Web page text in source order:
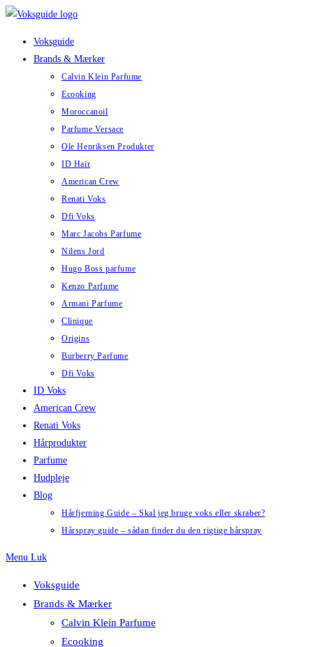
Skip
Voksguide
Brands & Mærker
Calvin Klein Parfume
Ecooking
Moroccanoil
Parfume Versace
Ole Henriksen Produkter
ID Hair
American Crew
Renati Voks
Dfi Voks
Marc Jacobs Parfume
Nilens Jord
Hugo Boss parfume
Kenzo Parfume
Armani Parfume
Clinique
Origins
Burberry Parfume
Dfi Voks
ID Voks
American Crew
Renati Voks
Hårprodukter
Parfume
Hudpleje
Blog
Hårfjerning Guide – Skal jeg bruge voks eller skraber?
Hårspray guide – sådan finder du den rigtige hårspray
Menu Luk
Voksguide
Brands & Mærker
Calvin Klein Parfume
Ecooking